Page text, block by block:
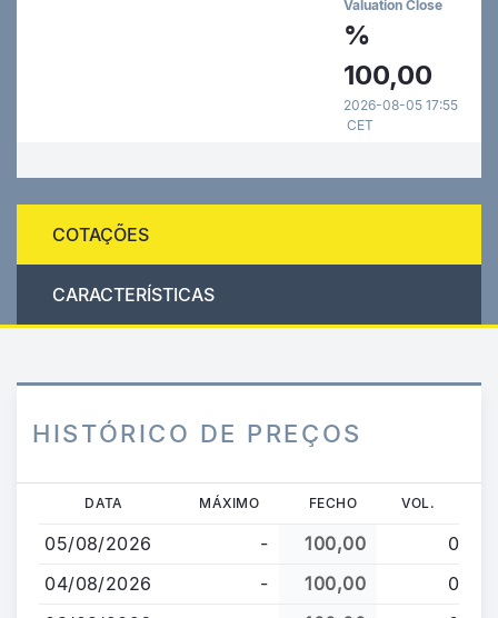
Valuation Close
%
100,00
2026-08-05 17:55
CET
COTAÇÕES
CARACTERÍSTICAS
HISTÓRICO DE PREÇOS
Passar
o
conteúdo
DATA MÁXIMO FECHO VOL.
05/08/2026 - 100,00
0
04/08/2026
- 100,00
0